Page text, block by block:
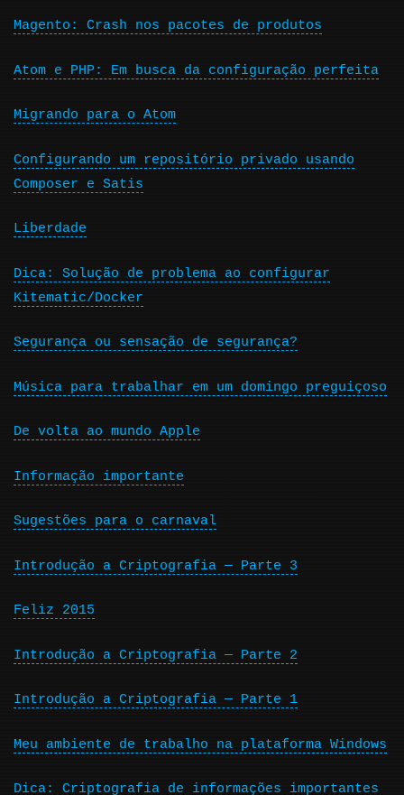
Magento: Crash nos pacotes de produtos
Atom e PHP: Em busca da configuração perfeita
Migrando para o Atom
Configurando um repositório privado usando
Composer e Satis
Liberdade
Dica: Solução de problema ao configurar
Kitematic/Docker
Segurança ou sensação de segurança?
Música para trabalhar em um domingo preguiçoso
De volta ao mundo Apple
Informação importante
Sugestões para o carnaval
Introdução a Criptografia — Parte 3
Feliz 2015
Introdução a Criptografia — Parte 2
Introdução a Criptografia — Parte 1
Meu ambiente de trabalho na plataforma Windows
Dica: Criptografia de informações importantes